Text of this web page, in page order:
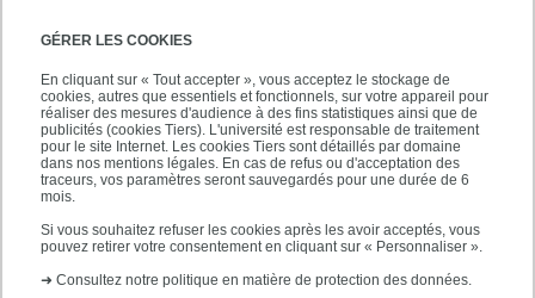
GÉRER LES COOKIES
En cliquant sur « Tout accepter », vous acceptez le stockage de
cookies, autres que essentiels et fonctionnels, sur votre appareil pour
réaliser des mesures d'audience à des fins statistiques ainsi que de
publicités (cookies Tiers). L'université est responsable de traitement
pour le site Internet. Les cookies Tiers sont détaillés par domaine
dans nos mentions légales. En cas de refus ou d'acceptation des
traceurs, vos paramètres seront sauvegardés pour une durée de 6
mois.
Si vous souhaitez refuser les cookies après les avoir acceptés, vous
pouvez retirer votre consentement en cliquant sur « Personnaliser ».
➜ Consultez notre politique en matière de protection des données.